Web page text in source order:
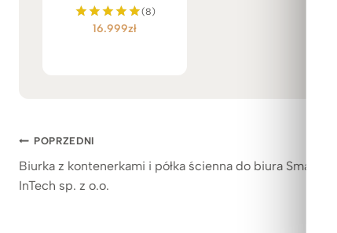
Oceniono
(8)
16.999zł
Nawigacja
wpisu
POPRZEDNI
Biurka z kontenerkami i półka ścienna do biura Smart
InTech sp. z o.o.